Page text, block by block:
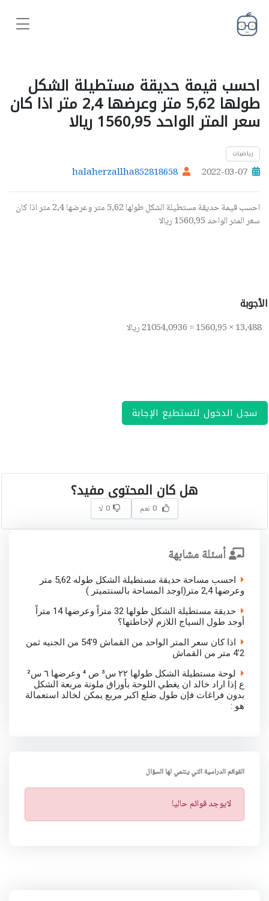
احسب قيمة حديقة مستطيلة الشكل
طولها 5,62 متر وعرضها 2,4 متر اذا كان
سعر المتر الواحد 1560,95 ريالا
رياضيات
2022-03-07
halaherzallha852818658
احسب قيمة حديقة مستطيلة الشكل طولها 5,62 متر وعرضها 2,4 متر اذا كان
سعر المتر الواحد 1560,95 ريالا
الأجوبة
13,488 × 1560,95 = 21054,0936 ريالا
سجل الدخول لتستطيع الإجابة
هل كان المحتوى مفيد؟
0 نعم 0 لا
أسئلة مشابهة
احسب مساحة حديقة مستطيلة الشكل طوله 5,62 متر
وعرضها 2,4 متر(اوجد المساحة بالسنتميتر )
حديقة مستطيلة الشكل طولها 32 متراً وعرضها 14 متراً
أوجد طول السياج اللازم لإحاطتها؟
اذا كان سعر المتر الواحد من القماش 9'54 من الجنيه ثمن
2'4 متر من القماش
لوحة مستطيلة الشكل طولها ٢٢ س³ ص ⁴ وعرضها ٦ س²
ع إذا اراد خالد ان يغطي اللوحة بأوراق ملونة مربعة الشكل
بدون فراغات فإن طول ضلع اكبر مربع يمكن لخالد استعمالة
هو :
القوائم الدراسية التي ينتمي لها السؤال
ت
ن
لايوجد قوائم حاليا